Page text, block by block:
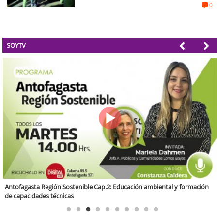
0
SOYTV
Valparaíso Región Sostenible Cap. 83: Calidad, ética y sostenibilidad